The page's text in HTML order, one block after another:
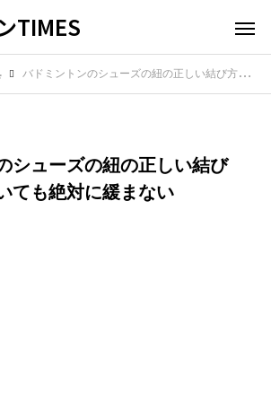
TIMES
バドミントンのシューズの紐の正しい結び方！激しく動いても絶対に緩まない
シューズの紐の正しい結び
ても絶対に緩まない